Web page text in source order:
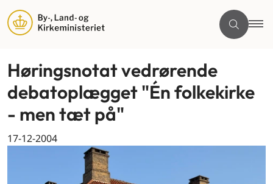
Høringsnotat vedrørende
debatoplægget "Én folkekirke
- men tæt på"
17-12-2004